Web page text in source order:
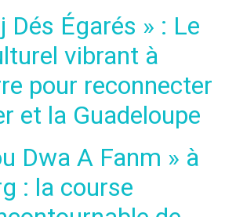
Dés Égarés » : Le
vibrant à
pour reconnecter
et la Guadeloupe
Dwa A Fanm » à
: la course